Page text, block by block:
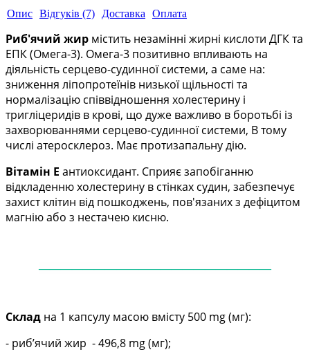
Опис Відгуків (7) Доставка Оплата
Риб'ячий жир містить незамінні жирні кислоти ДГК та
ЕПК (Омега-3). Омега-3 позитивно впливають на
діяльність серцево-судинної системи, а саме на:
зниження ліпопротеїнів низької щільності та
нормалізацію співвідношення холестерину і
тригліцеридів в крові, що дуже важливо в боротьбі із
захворюваннями серцево-судинної системи, B тому
числі атеросклероз. Має протизапальну дію.
Вітамін Е антиоксидант. Сприяє запобіганню
відкладенню холестерину в стінках судин, забезпечує
захист клітин від пошкоджень, пов'язаних з дефіцитом
магнію або з нестачею кисню.
—————————————————————
Склад на 1 капсулу масою вмісту 500 mg (мг):
- риб’ячий жир - 496,8 mg (мг);